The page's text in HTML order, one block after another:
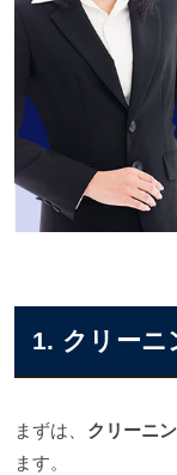
1. クリーニ
まずは、 クリーニ
ます。